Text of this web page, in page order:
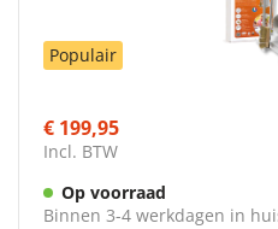
Populair
€ 199,95
Incl. BTW
Op voorraad
Binnen 3-4 werkdagen in